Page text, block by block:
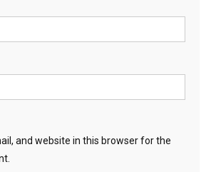
and website in this browser for the